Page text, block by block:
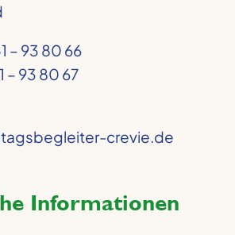
– 93 80 66
– 93 80 67
crevie.de
Informationen